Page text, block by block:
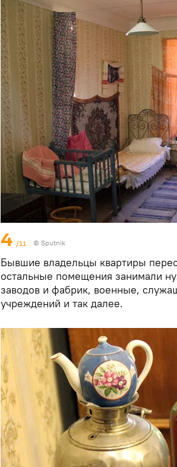
4 /11 © Sputnik
Бывшие владельцы квартиры
остальные помещения занимали
заводов и фабрик, военные,
учреждений и так далее.